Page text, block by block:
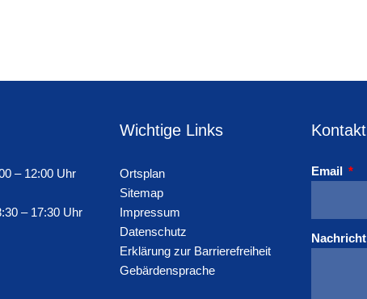
– 12:00 Uhr
– 17:30 Uhr
Wichtige Links
Ortsplan
Sitemap
Impressum
Datenschutz
Erklärung zur Barrierefreiheit
Gebärdensprache
Kontakt
Email
Nachricht